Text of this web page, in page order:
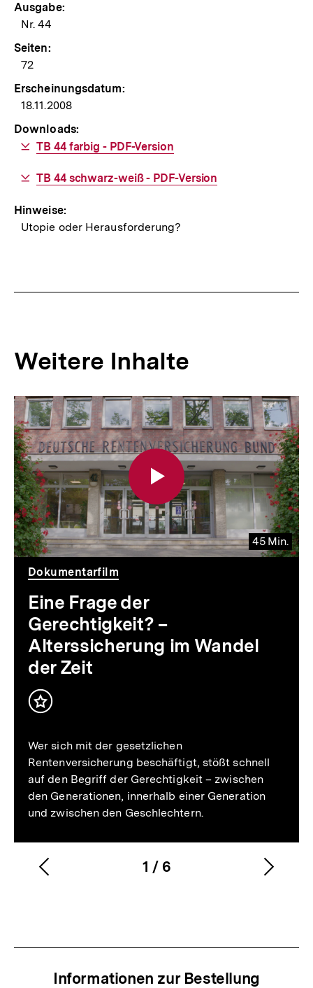
Ausgabe:
Nr. 44
Seiten:
72
Erscheinungsdatum:
18.11.2008
Downloads:
Download-
TB 44 farbig - PDF-Version
Download-
TB 44 schwarz-weiß - PDF-Version
Hinweise:
Utopie oder Herausforderung?
Weitere Inhalte
Inhaltskarousell
für
weitere
Inhalte
Inhaltskarussell
überspringen
45 Min.
Video
Dauer
45
Min.
Dokumentarfilm
Eine Frage der
Gerechtigkeit? –
Alterssicherung im Wandel
der Zeit
Inhalt
Wer sich mit der gesetzlichen
Rentenversicherung beschäftigt, stößt schnell
auf den Begriff der Gerechtigkeit – zwischen
den Generationen, innerhalb einer Generation
und zwischen den Geschlechtern.
Karussellinhalt
1
von
/ 6
Vorherigen
Informationen zur Bestellung